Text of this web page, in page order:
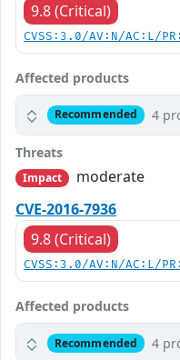
9.8 (Critical)
CVSS:3.0/AV:N/AC:L/
Affected products
Recommended 4
Threats
Impact
moderate
CVE-2016-7936
9.8 (Critical)
CVSS:3.0/AV:N/AC:L/
Affected products
Recommended 4